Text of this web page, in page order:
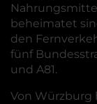
beheimatet
den
fünf
und A81.
Von Würzburg